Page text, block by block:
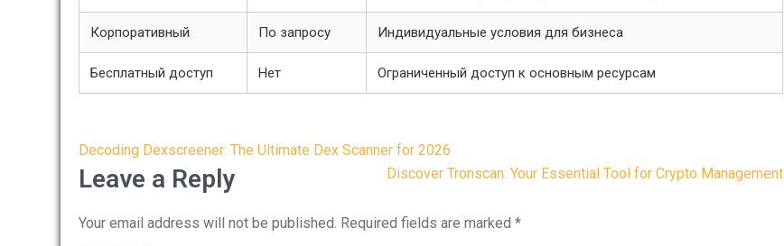
Корпоративный По запросу Индивидуальные условия для бизнеса
Бесплатный доступ Нет Ограниченный доступ к основным ресурсам
Post
navigation
Decoding Dexscreener: The Ultimate Dex Scanner for 2026
Discover Tronscan: Your Essential Tool for Crypto Management
Leave a Reply
Your email address will not be published. Required fields are marked *